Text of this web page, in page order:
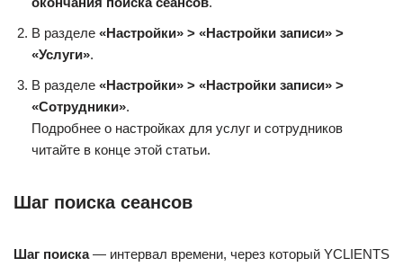
В разделе «Настройки» > «Настройки записи» >
«Услуги».
В разделе «Настройки» > «Настройки записи» >
«Сотрудники».
Подробнее о настройках для услуг и сотрудников
читайте в конце этой статьи.
Шаг поиска сеансов
Шаг поиска— интервал времени, через который YCLIENTS